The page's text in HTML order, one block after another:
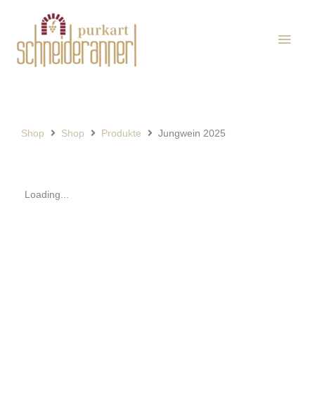
Shop Shop Produkte Jungwein 2025
Loading...